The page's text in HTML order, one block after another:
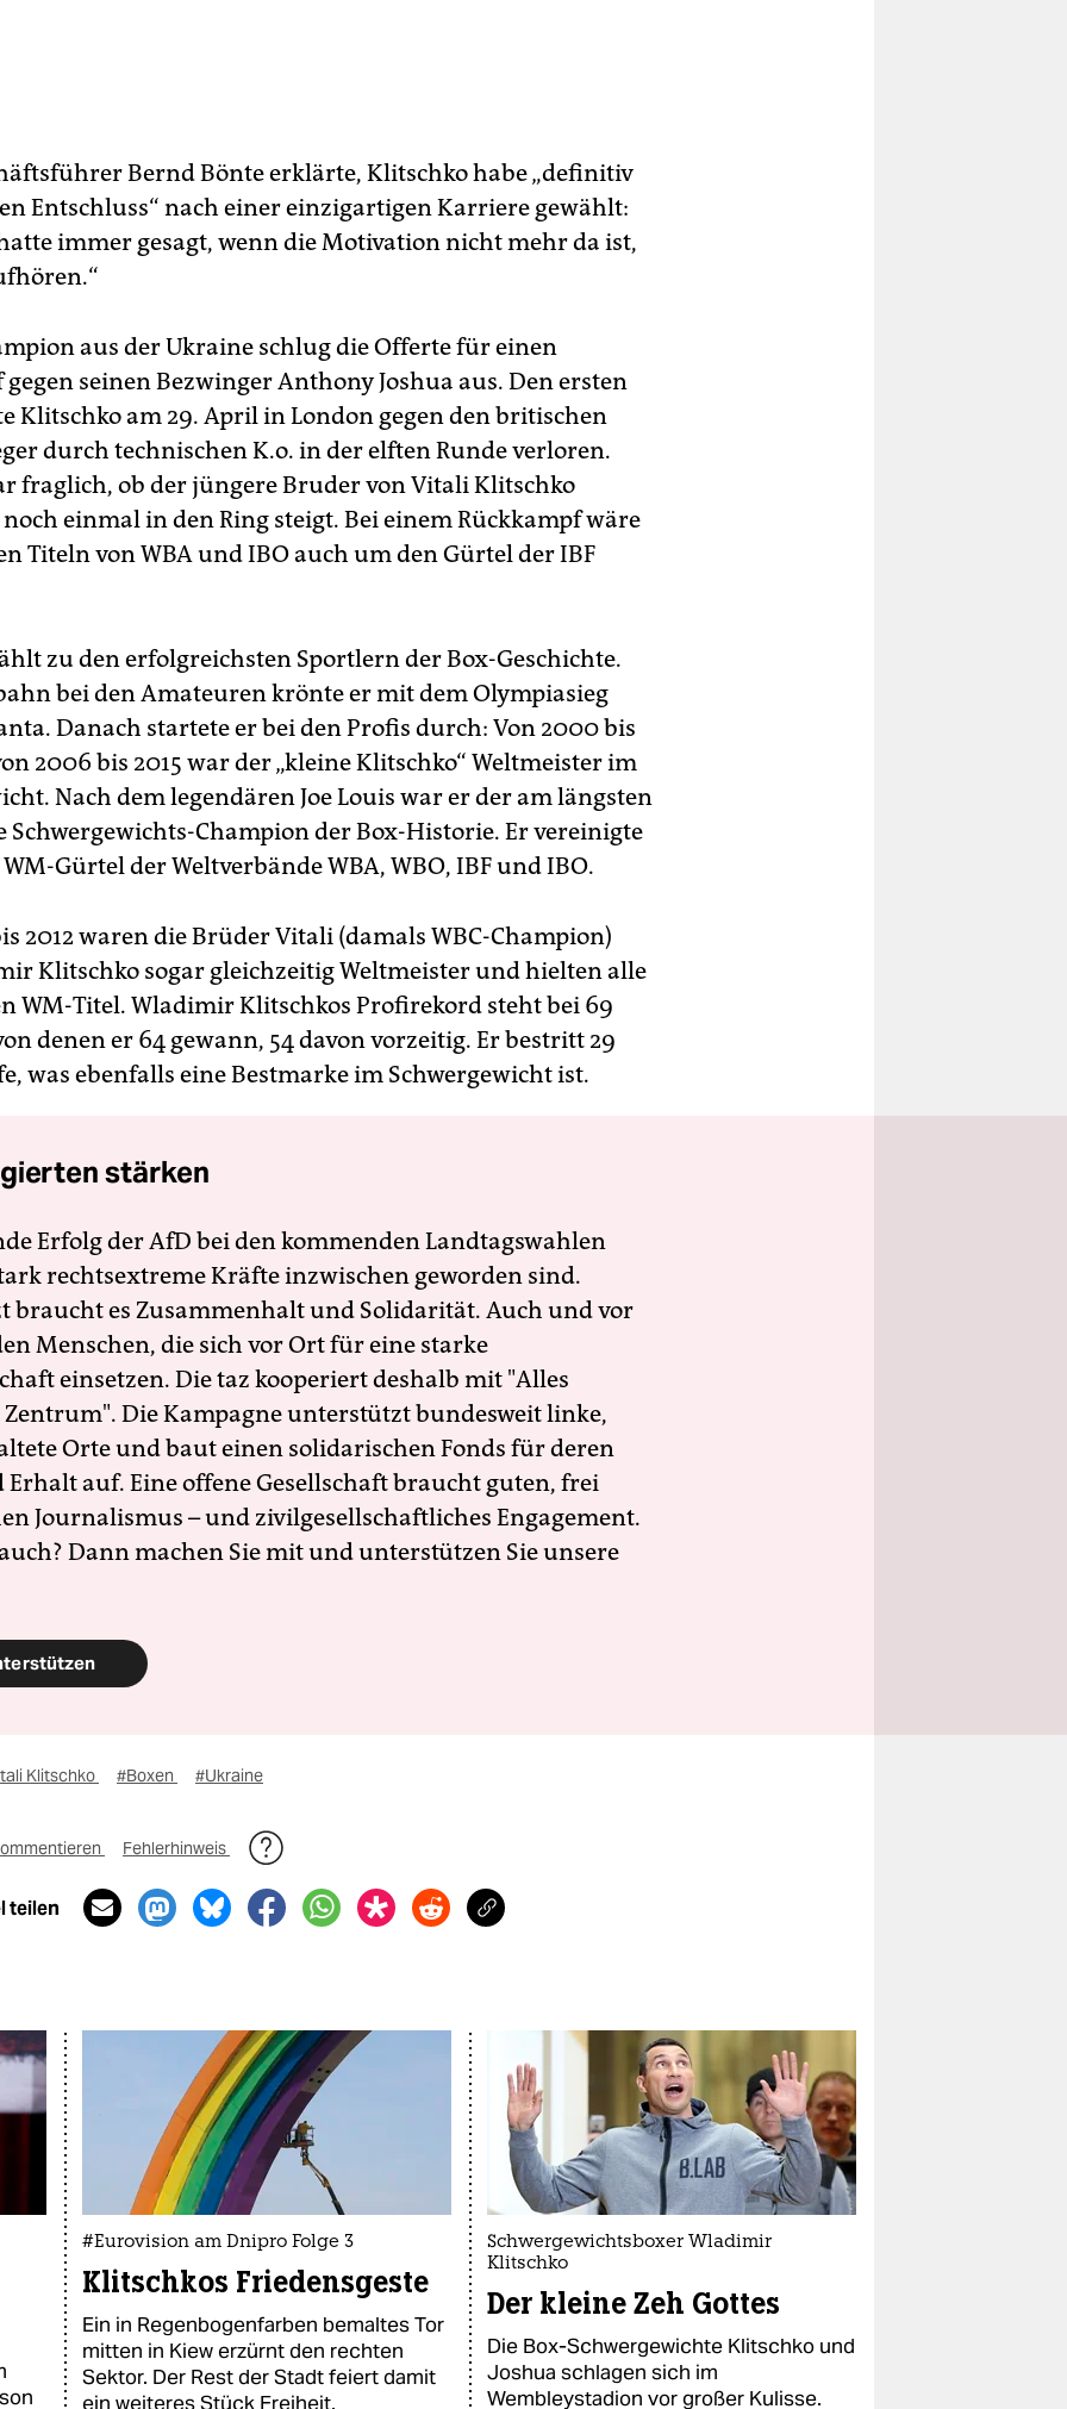
Bernd Bönte erklärte, Klitschko habe „definitiv
Entschluss“ nach einer einzigartigen Karriere gewählt:
immer gesagt, wenn die Motivation nicht mehr da ist,
aus der Ukraine schlug die Offerte für einen
seinen Bezwinger Anthony Joshua aus. Den ersten
Klitschko am 29. April in London gegen den britischen
durch technischen K.o. in der elften Runde verloren.
fraglich, ob der jüngere Bruder von Vitali Klitschko
einmal in den Ring steigt. Bei einem Rückkampf wäre
Titeln von WBA und IBO auch um den Gürtel der IBF
zu den erfolgreichsten Sportlern der Box-Geschichte.
bei den Amateuren krönte er mit dem Olympiasieg
Danach startete er bei den Profis durch: Von 2000 bis
2006 bis 2015 war der „kleine Klitschko“ Weltmeister im
Nach dem legendären Joe Louis war er der am längsten
Schwergewichts-Champion der Box-Historie. Er vereinigte
Gürtel der Weltverbände WBA, WBO, IBF und IBO.
2012 waren die Brüder Vitali (damals WBC-Champion)
Klitschko sogar gleichzeitig Weltmeister und hielten alle
WM-Titel. Wladimir Klitschkos Profirekord steht bei 69
denen er 64 gewann, 54 davon vorzeitig. Er bestritt 29
was ebenfalls eine Bestmarke im Schwergewicht ist.
stärken
Erfolg der AfD bei den kommenden Landtagswahlen
rechtsextreme Kräfte inzwischen geworden sind.
braucht es Zusammenhalt und Solidarität. Auch und vor
Menschen, die sich vor Ort für eine starke
einsetzen. Die taz kooperiert deshalb mit "Alles
Die Kampagne unterstützt bundesweit linke,
Orte und baut einen solidarischen Fonds für deren
Erhalt auf. Eine offene Gesellschaft braucht guten, frei
Journalismus – und zivilgesellschaftliches Engagement.
Dann machen Sie mit und unterstützen Sie unsere
Klitschko #Boxen #Ukraine
Fehlerhinweis
teilen
#Eurovision am Dnipro Folge 3
Klitschkos Friedensgeste
Ein in Regenbogenfarben bemaltes Tor
mitten in Kiew erzürnt den rechten
Sektor. Der Rest der Stadt feiert damit
ein weiteres Stück Freiheit.
Schwergewichtsboxer Wladimir
Klitschko
Der kleine Zeh Gottes
Die Box-Schwergewichte Klitschko und
Joshua schlagen sich im
Wembleystadion vor großer Kulisse.